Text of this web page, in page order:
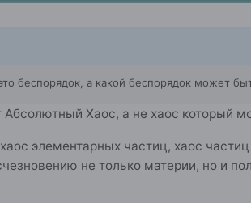
беспорядок, а какой беспорядок может
Хаос, а не хаос который
элементарных частиц, хаос
не только материи, но и